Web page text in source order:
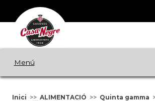
Menú
Inici ALIMENTACIÓ
Quinta gamma